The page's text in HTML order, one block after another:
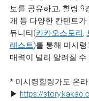
보를 공유하고, 힐링 9
개 등 다양한 칸텐트
뮤니티(카카오스토리,
레스트)를 통해 미시
매력이 널리 알려질
* 미시령힐링가도 온
▶ https://